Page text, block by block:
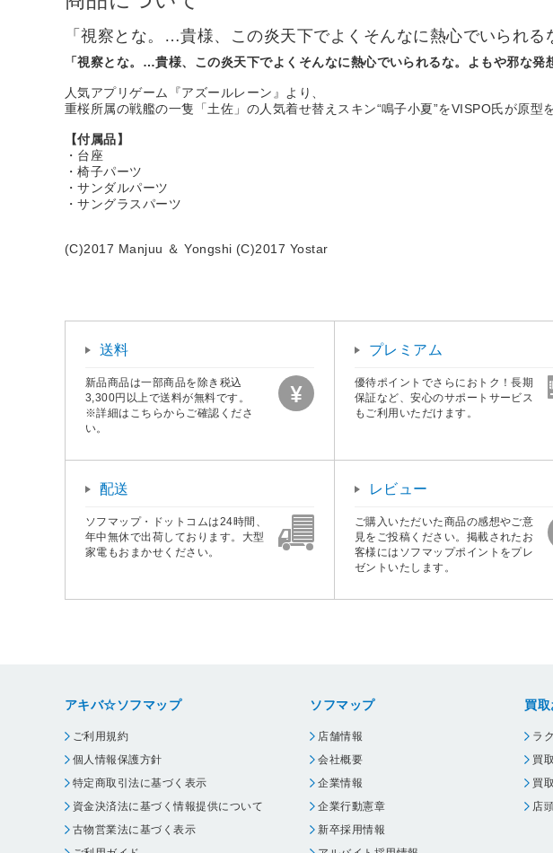
「視察とな。…貴様、この炎天下でよくそんなに熱心でいられ
「視察とな。…貴様、この炎天下でよくそんなに熱心でいられるな。よもや邪な発
人気アプリゲーム『アズールレーン』より、
重桜所属の戦艦の一隻「土佐」の人気着せ替えスキン“鳴子小夏”をVISPO氏が原型
【付属品】
・台座
・椅子パーツ
・サンダルパーツ
・サングラスパーツ
(C)2017 Manjuu ＆ Yongshi (C)2017 Yostar
送料
新品商品は一部商品を除き税込
3,300円以上で送料が無料です。
※詳細はこちらからご確認くださ
い。
プレミアム
優待ポイントでさらにおトク！長期
保証など、安心のサポートサービス
もご利用いただけます。
配送
ソフマップ・ドットコムは24時間、
年中無休で出荷しております。大型
家電もおまかせください。
レビュー
ご購入いただいた商品の感想やご意
見をご投稿ください。掲載されたお
客様にはソフマップポイントをプレ
ゼントいたします。
アキバ☆ソフマップ
ご利用規約
個人情報保護方針
特定商取引法に基づく表示
資金決済法に基づく情報提供について
古物営業法に基づく表示
ソフマップ
店舗情報
会社概要
企業情報
企業行動憲章
新卒採用情報
買
ラ
買
買
店